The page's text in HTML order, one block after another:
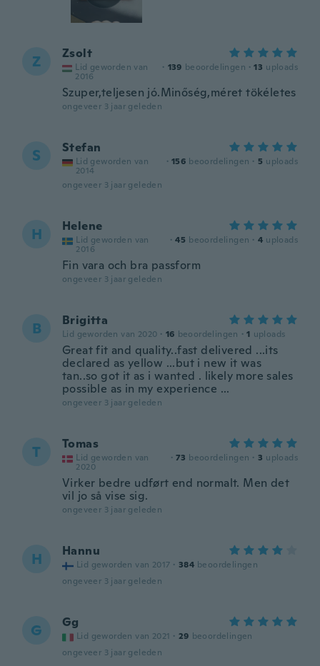
Z Zsolt
Lid geworden van
2016
· 139 beoordelingen · 13 uploads
Szuper,teljesen jó.Minőség,méret tökéletes
ongeveer 3 jaar geleden
S Stefan
Lid geworden van
2014
· 156 beoordelingen · 5 uploads
ongeveer 3 jaar geleden
H Helene
Lid geworden van
2016
· 45 beoordelingen · 4 uploads
Fin vara och bra passform
ongeveer 3 jaar geleden
B Brigitta
Lid geworden van 2020 · 16 beoordelingen · 1 uploads
Great fit and quality..fast delivered ...its
declared as yellow ...but i new it was
tan..so got it as i wanted . likely more sales
possible as in my experience ...
ongeveer 3 jaar geleden
T Tomas
Lid geworden van
2020
· 73 beoordelingen · 3 uploads
Virker bedre udført end normalt. Men det
vil jo så vise sig.
ongeveer 3 jaar geleden
H Hannu
Lid geworden van 2017 · 384 beoordelingen
ongeveer 3 jaar geleden
G Gg
Lid geworden van 2021 · 29 beoordelingen
ongeveer 3 jaar geleden